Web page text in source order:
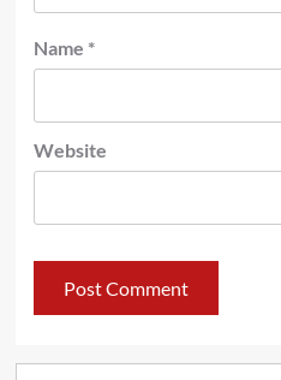
Name *
Website